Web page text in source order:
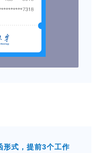
形式，提前3个工作